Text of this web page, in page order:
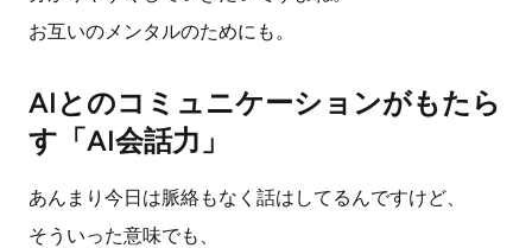
お互いのメンタルのためにも。
AIとのコミュニケーションがもたら
す「AI会話力」
あんまり今日は脈絡もなく話はしてるんですけど、
そういった意味でも、